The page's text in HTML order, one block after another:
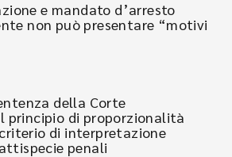
e mandato d’arresto
non può presentare “motivi
della Corte
principio di proporzionalità
di interpretazione
penali